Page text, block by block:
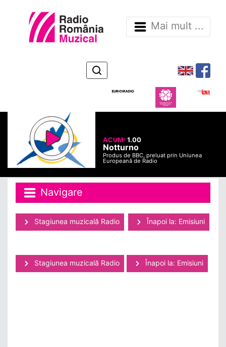
Mai mult ...
ACUM:1.00
Notturno
Produs de BBC, preluat prin Uniunea
Europeană de Radio
Navigare
Stagiunea muzicală Radio Înapoi la: Emisiuni
Stagiunea muzicală Radio Înapoi la: Emisiuni